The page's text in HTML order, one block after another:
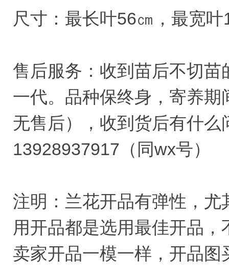
尺寸：最长叶56㎝，最宽叶
售后服务：收到苗后不切
一代。品种保终身，寄养
无售后），收到货后有什么
13928937917（同wx号）
注明：兰花开品有弹性，
用开品都是选用最佳开品
卖家开品一模一样，开品